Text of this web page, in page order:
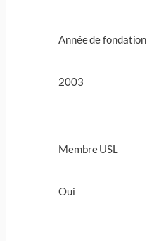
Année de fondation
2003
Membre USL
Oui